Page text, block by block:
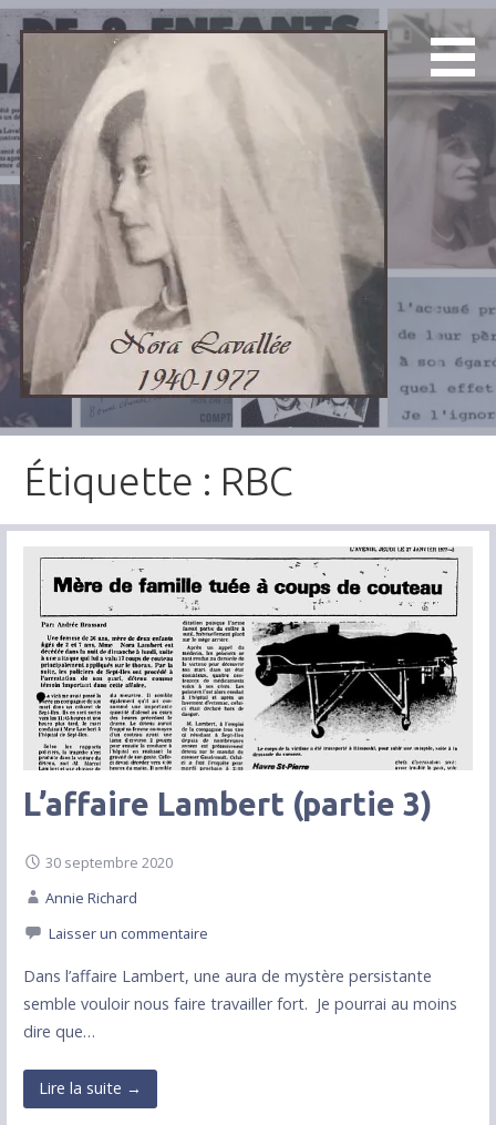
Aller
au
contenu
Nora Lavallée
1940-1977
Étiquette : RBC
L’affaire Lambert (partie 3)
30 septembre 2020
Annie Richard
Laisser un commentaire
Dans l’affaire Lambert, une aura de mystère persistante
semble vouloir nous faire travailler fort. Je pourrai au moins
dire que…
Lire la suite →